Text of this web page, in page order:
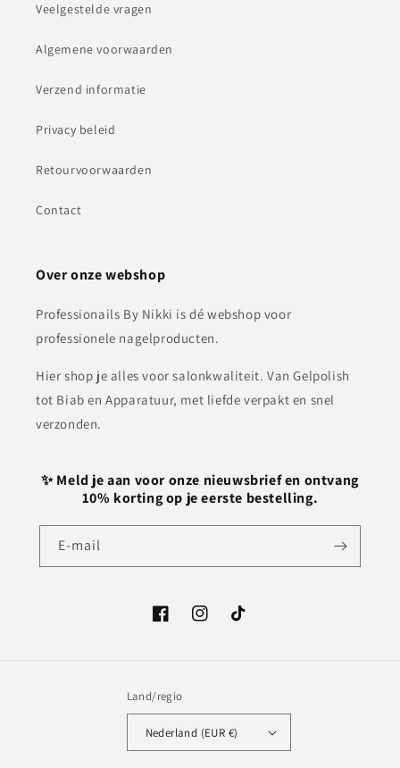
Veelgestelde vragen
Algemene voorwaarden
Verzend informatie
Privacy beleid
Retourvoorwaarden
Contact
Over onze webshop
Professionails By Nikki is dé webshop voor
professionele nagelproducten.
Hier shop je alles voor salonkwaliteit. Van Gelpolish
tot Biab en Apparatuur, met liefde verpakt en snel
verzonden.
✨ Meld je aan voor onze nieuwsbrief en ontvang
10% korting op je eerste bestelling.
E‑mail
FacebookInstagramTikTok
Land/regio
Nederland (EUR €)